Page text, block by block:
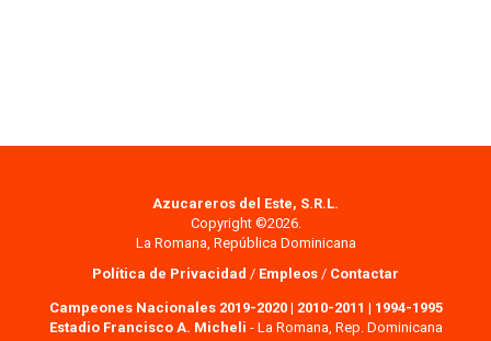
Azucareros del Este, S.R.L.
Copyright ©2026.
La Romana, República Dominicana
Política de Privacidad / Empleos / Contactar
Campeones Nacionales 2019-2020| 2010-2011 | 1994-1995
Estadio Francisco A. Micheli - La Romana, Rep. Dominicana